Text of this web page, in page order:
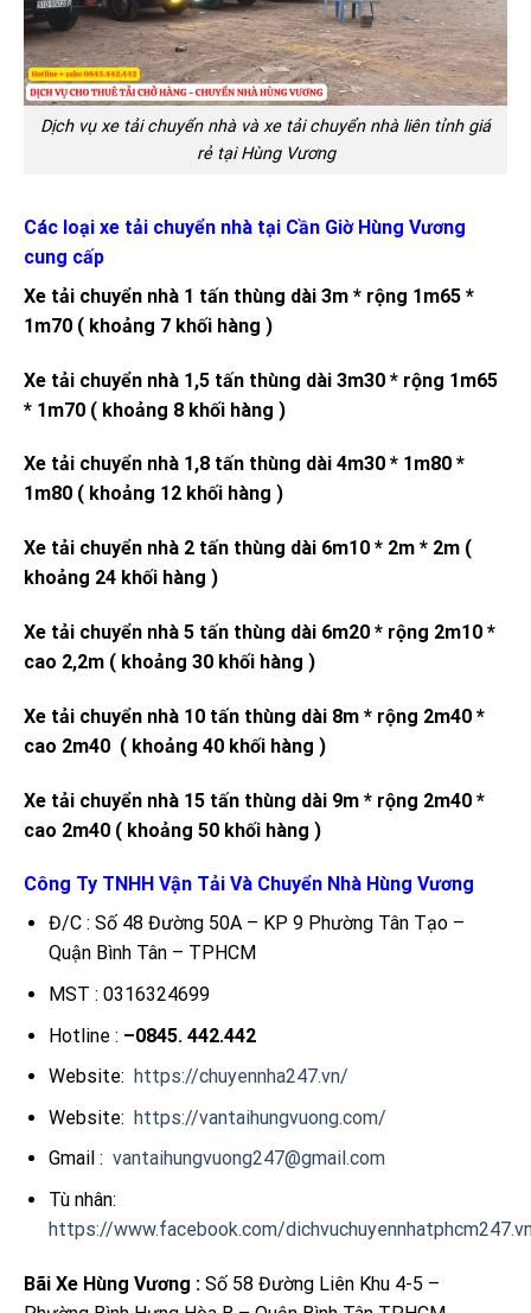
Dịch vụ xe tải chuyển nhà và xe tải chuyển nhà liên tỉnh giá
rẻ tại Hùng Vương
Các loại xe tải chuyển nhà tại Cần Giờ Hùng Vương
cung cấp
Xe tải chuyển nhà 1 tấn thùng dài 3m * rộng 1m65 *
1m70 ( khoảng 7 khối hàng )
Xe tải chuyển nhà 1,5 tấn thùng dài 3m30 * rộng 1m65
* 1m70 ( khoảng 8 khối hàng )
Xe tải chuyển nhà 1,8 tấn thùng dài 4m30 * 1m80 *
1m80 ( khoảng 12 khối hàng )
Xe tải chuyển nhà 2 tấn thùng dài 6m10 * 2m * 2m (
khoảng 24 khối hàng )
Xe tải chuyển nhà 5 tấn thùng dài 6m20 * rộng 2m10 *
cao 2,2m ( khoảng 30 khối hàng )
Xe tải chuyển nhà 10 tấn thùng dài 8m * rộng 2m40 *
cao 2m40 ( khoảng 40 khối hàng )
Xe tải chuyển nhà 15 tấn thùng dài 9m * rộng 2m40 *
cao 2m40 ( khoảng 50 khối hàng )
Công Ty TNHH Vận Tải Và Chuyển Nhà Hùng Vương
Đ/C : Số 48 Đường 50A – KP 9 Phường Tân Tạo –
Quận Bình Tân – TPHCM
MST : 0316324699
Hotline : –0845. 442.442
Website: https://chuyennha247.vn/
Website: https://vantaihungvuong.com/
Gmail : vantaihungvuong247@gmail.com
Tù nhân:
https://www.facebook.com/
Bãi Xe Hùng Vương : Số 58 Đường Liên Khu 4-5 –